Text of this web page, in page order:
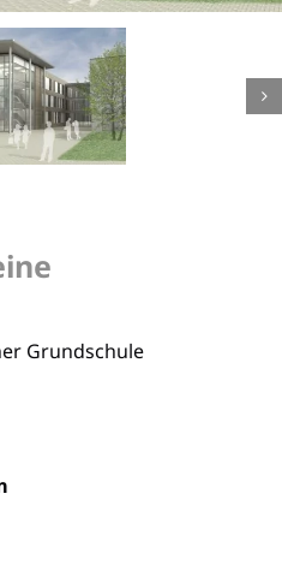
Grundschule